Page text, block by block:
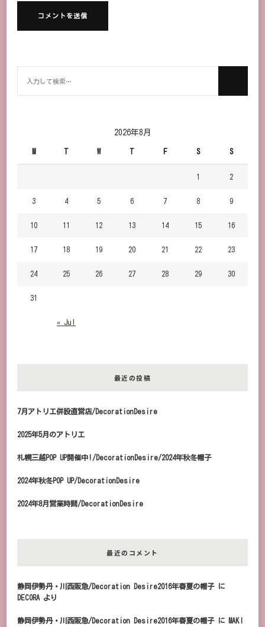
2026年8月
M T W T F S S
« Jul
1 2
3 4 5 6 7 8 9
10 11 12 13 14 15 16
17 18 19 20 21 22 23
24 25 26 27 28 29 30
31
最近の投稿
7月アトリエ併設直営店/DecorationDesire
2025年5月のアトリエ
札幌三越POP UP開催中!/DecorationDesire/2024年秋冬帽子
2024年秋冬POP UP/DecorationDesire
2024年8月営業時間/DecorationDesire
最近のコメント
静岡伊勢丹・川西阪急/Decoration Desire2016年春夏の帽子に
DECORA より
静岡伊勢丹・川西阪急/Decoration Desire2016年春夏の帽子に
MAKI